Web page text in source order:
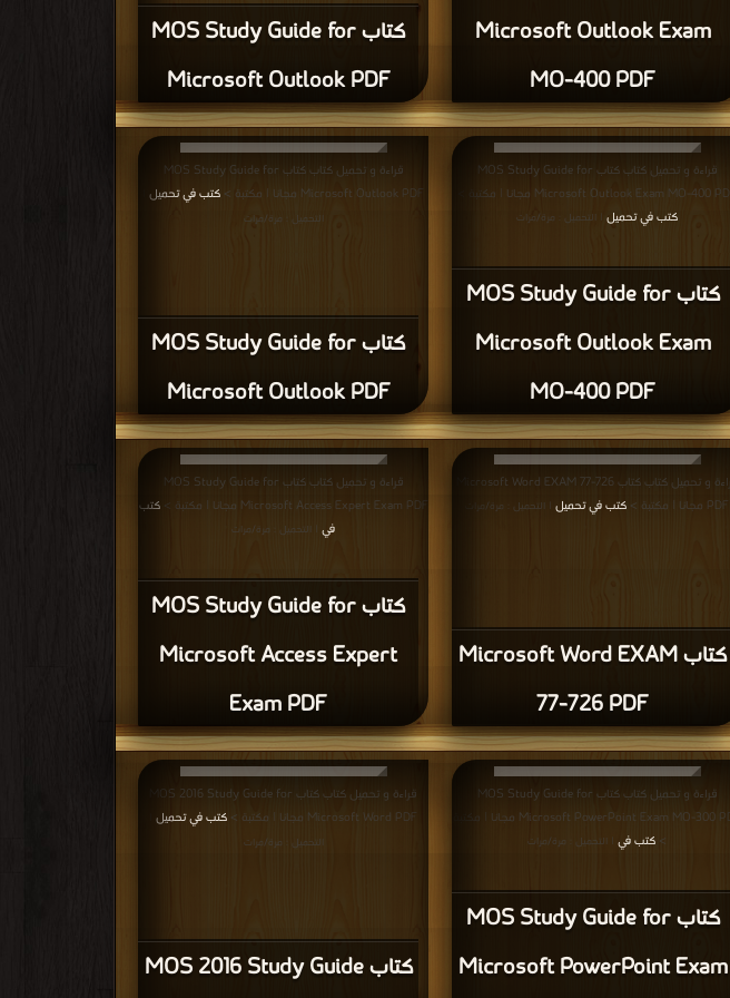
كتاب MOS Study Guide for
Microsoft Outlook PDF
Microsoft Outlook Exam
MO-400 PDF
كتاب MOS Study Guide for
Microsoft Outlook PDF
قراءة و تحميل كتاب كتاب MOS Study Guide for
Microsoft Outlook PDF مجانا | مكتبة >
كتب في تحميل
التحميل : مرة/مرات
كتاب MOS Study Guide for
Microsoft Outlook Exam
MO-400 PDF
قراءة و تحميل كتاب كتاب MOS Study Guide for
Microsoft Outlook Exam MO-400 PDF مجانا | مكتبة >
كتب في تحميل | التحميل : مرة/مرات
كتاب MOS Study Guide for
Microsoft Access Expert
Exam PDF
قراءة و تحميل كتاب كتاب MOS Study Guide for
Microsoft Access Expert Exam PDF مجانا | مكتبة >
كتب
في
| التحميل : مرة/مرات
كتاب Microsoft Word EXAM
77-726 PDF
قراءة و تحميل كتاب كتاب Microsoft Word EXAM 77-726
PDF مجانا | مكتبة >
كتب في تحميل | التحميل : مرة/مرات
كتاب MOS 2016 Study Guide
قراءة و تحميل كتاب كتاب MOS 2016 Study Guide for
Microsoft Word PDF مجانا | مكتبة >
كتب في تحميل
التحميل : مرة/مرات
كتاب MOS Study Guide for
Microsoft PowerPoint Exam
قراءة و تحميل كتاب كتاب MOS Study Guide for
Microsoft PowerPoint Exam MO-300 PDF مجانا | مكتبة
> كتب في | التحميل : مرة/مرات